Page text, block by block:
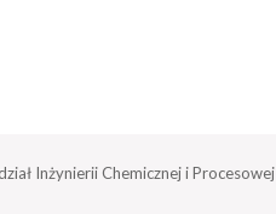
Inżynierii Chemicznej i Procesowej